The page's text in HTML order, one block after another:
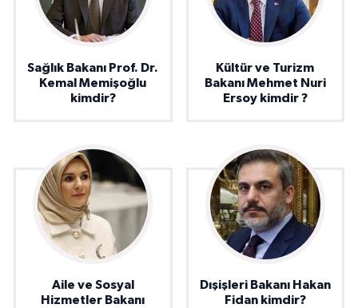
Sağlık Bakanı Prof. Dr.
Kemal Memişoğlu
kimdir?
Kültür ve Turizm
Bakanı Mehmet Nuri
Ersoy kimdir ?
Aile ve Sosyal
Hizmetler Bakanı
Dışişleri Bakanı Hakan
Fidan kimdir?